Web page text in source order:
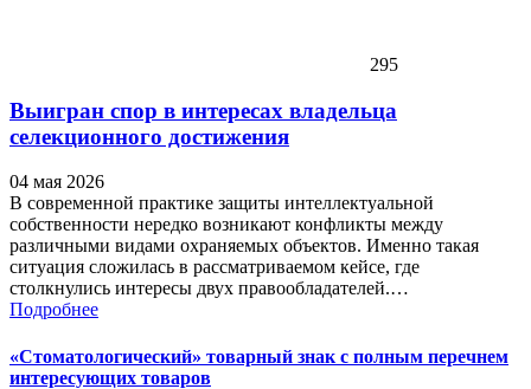
295
Выигран спор в интересах владельца
селекционного достижения
04 мая 2026
В современной практике защиты интеллектуальной
собственности нередко возникают конфликты между
различными видами охраняемых объектов. Именно такая
ситуация сложилась в рассматриваемом кейсе, где
столкнулись интересы двух правообладателей.…
Подробнее
«Стоматологический» товарный знак с полным перечнем
интересующих товаров